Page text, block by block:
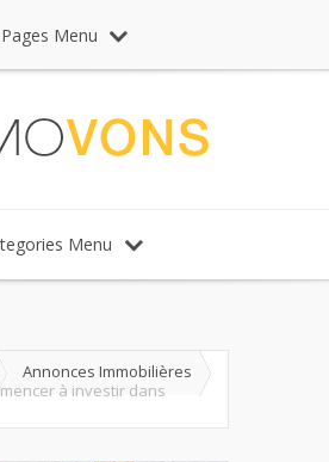
Pages Menu
Menu
Annonces Immobilières
à investir dans